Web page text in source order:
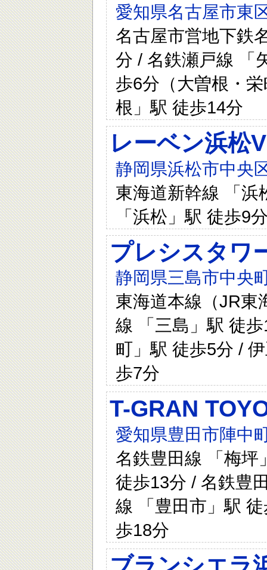
愛知県名古屋市東
名古屋市営地下鉄
分 / 名鉄瀬戸線 「
歩6分（大曽根・
根」駅 徒歩14分
レーベン浜松
静岡県浜松市中央
東海道新幹線 「浜
「浜松」駅 徒歩9
プレシスタワ
静岡県三島市中央
東海道本線（JR東
線 「三島」駅 徒
町」駅 徒歩5分 /
歩7分
T-GRAN
愛知県豊田市陣中
名鉄豊田線 「梅坪
徒歩13分 / 名鉄豊
線 「豊田市」駅
歩18分